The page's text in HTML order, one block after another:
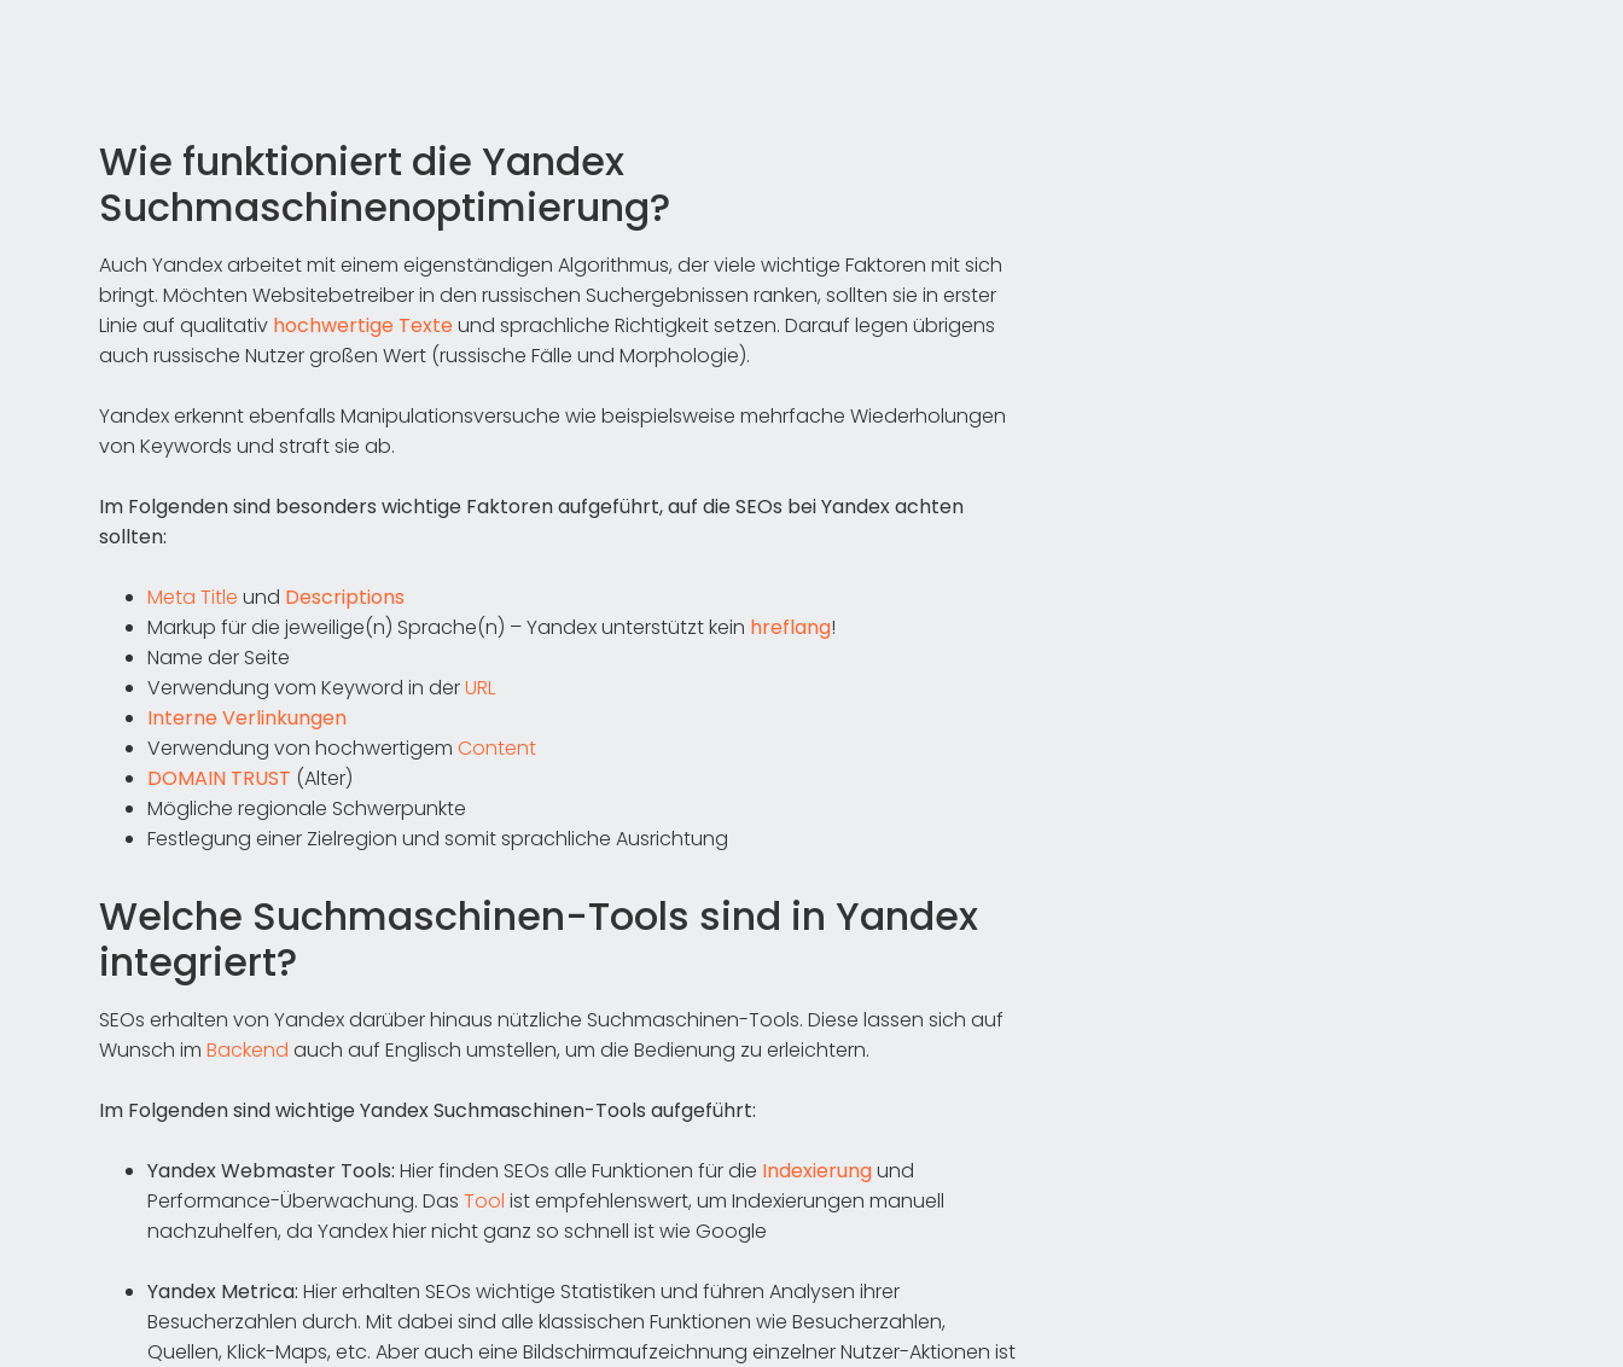
Wie funktioniert die Yandex
Suchmaschinenoptimierung?
Auch Yandex arbeitet mit einem eigenständigen Algorithmus, der viele wichtige Faktoren mit sich
bringt. Möchten Websitebetreiber in den russischen Suchergebnissen ranken, sollten sie in erster
Linie auf qualitativ hochwertige Texteund sprachliche Richtigkeit setzen. Darauf legen übrigens
auch russische Nutzer großen Wert (russische Fälle und Morphologie).
Yandex erkennt ebenfalls Manipulationsversuche wie beispielsweise mehrfache Wiederholungen
von Keywords und straft sie ab.
Im Folgenden sind besonders wichtige Faktoren aufgeführt, auf die SEOs bei Yandex achten
sollten:
Meta Title und Descriptions
Markup für die jeweilige(n) Sprache(n) – Yandex unterstützt kein hreflang!
Name der Seite
Verwendung vom Keyword in derURL
Interne Verlinkungen
Verwendung von hochwertigem Content
DOMAIN TRUST (Alter)
Mögliche regionale Schwerpunkte
Festlegung einer Zielregion und somit sprachliche Ausrichtung
Welche Suchmaschinen-Tools sind in Yandex
integriert?
SEOs erhalten von Yandex darüber hinaus nützliche Suchmaschinen-Tools. Diese lassen sich auf
Wunsch im Backend auch auf Englisch umstellen, um die Bedienung zu erleichtern.
Im Folgenden sind wichtige Yandex Suchmaschinen-Tools aufgeführt:
Yandex Webmaster Tools: Hier finden SEOs alle Funktionen für die Indexierungund
Performance-Überwachung. Das Tool ist empfehlenswert, um Indexierungen manuell
nachzuhelfen, da Yandex hier nicht ganz so schnell ist wie Google
Yandex Metrica: Hier erhalten SEOs wichtige Statistiken und führen Analysen ihrer
Besucherzahlen durch. Mit dabei sind alle klassischen Funktionen wie Besucherzahlen,
Quellen, Klick-Maps, etc. Aber auch eine Bildschirmaufzeichnung einzelner Nutzer-Aktionen ist